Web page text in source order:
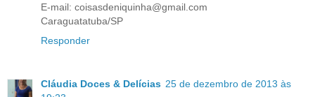
E-mail: coisasdeniquinha@gmail.com
Caraguatatuba/SP
Responder
Cláudia Doces & Delícias 25 de dezembro de 2013 às